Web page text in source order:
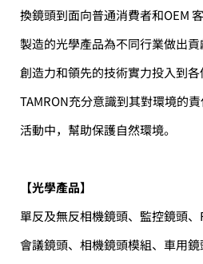
換鏡頭到面向普通消費者和OEM
製造的光學產品為不同行業做出
創造力和領先的技術實力投入到各
TAMRON充分意識到其對環境的
活動中，幫助保護自然環境。
【光學產品】
單反及無反相機鏡頭、監控鏡頭
會議鏡頭、相機鏡頭模組、車用